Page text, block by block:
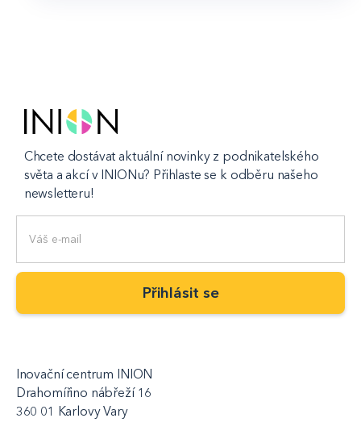
Chcete dostávat aktuální novinky z podnikatelského
světa a akcí v INIONu? Přihlaste se k odběru našeho
newsletteru!
Inovační centrum INION
Drahomířino nábřeží 16
360 01 Karlovy Vary